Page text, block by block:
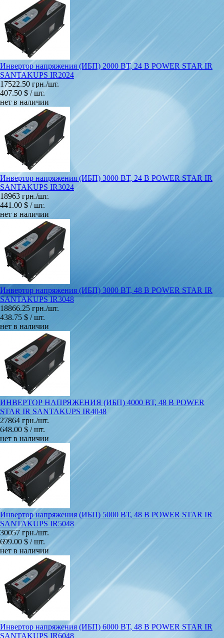
Инвертор напряжения (ИБП) 2000 ВТ, 24 В POWER STAR IR
SANTAKUPS IR2024
17522.50 грн./шт.
407.50 $ / шт.
нет в наличии
Инвертор напряжения (ИБП) 3000 ВТ, 24 В POWER STAR IR
SANTAKUPS IR3024
18963 грн./шт.
441.00 $ / шт.
нет в наличии
Инвертор напряжения (ИБП) 3000 ВТ, 48 В POWER STAR IR
SANTAKUPS IR3048
18866.25 грн./шт.
438.75 $ / шт.
нет в наличии
ИНВЕРТОР НАПРЯЖЕНИЯ (ИБП) 4000 ВТ, 48 В POWER
STAR IR SANTAKUPS IR4048
27864 грн./шт.
648.00 $ / шт.
нет в наличии
Инвертор напряжения (ИБП) 5000 ВТ, 48 В POWER STAR IR
SANTAKUPS IR5048
30057 грн./шт.
699.00 $ / шт.
нет в наличии
Инвертор напряжения (ИБП) 6000 ВТ, 48 В POWER STAR IR
SANTAKUPS IR6048